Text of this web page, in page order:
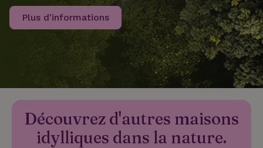
Plus d'informations
Découvrez d'autres maisons
idylliques dans la nature.
recently_viewed_houses www.maisonnature.fr
www.maisonnature.fr
_nhft_safety-deposit-refund www.maisonnature.fr